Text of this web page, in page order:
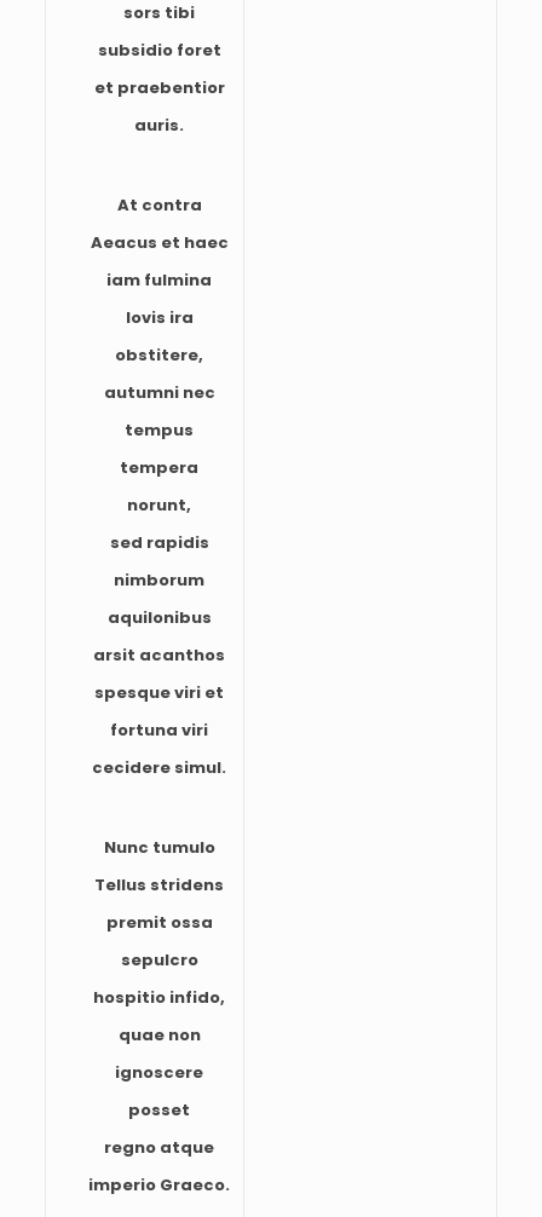
sors tibi
subsidio foret
et praebentior
auris.
At contra
Aeacus et haec
iam fulmina
Iovis ira
obstitere,
autumni nec
tempus
tempera
norunt,
sed rapidis
nimborum
aquilonibus
arsit acanthos
spesque viri et
fortuna viri
cecidere simul.
Nunc tumulo
Tellus stridens
premit ossa
sepulcro
hospitio infido,
quae non
ignoscere
posset
regno atque
imperio Graeco.